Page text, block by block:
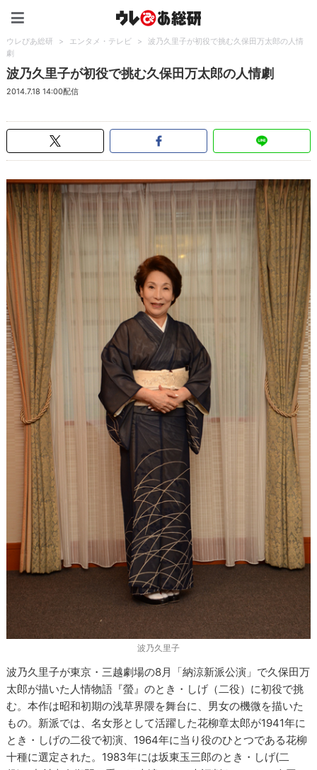
ウレぴあ総研 > エンタメ・テレビ >
波乃久里子が初役で挑む久保田万太郎の人情
劇
波乃久里子が初役で挑む久保田万太郎の人情劇
2014.7.18 14:00配信
波乃久里子
波乃久里子が東京・三越劇場の8月「納涼新派公演」で久保田万
太郎が描いた人情物語『螢』のとき・しげ（二役）に初役で挑
む。本作は昭和初期の浅草界隈を舞台に、男女の機微を描いた
もの。新派では、名女形として活躍した花柳章太郎が1941年に
とき・しげの二役で初演、1964年に当り役のひとつである花柳
十種に選定された。1983年には坂東玉三郎のとき・しげ(二